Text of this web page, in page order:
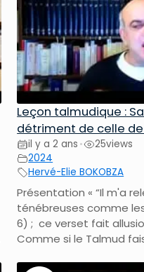
Leçon talmudique :
détriment de celle de
il y a 2 ans • 25views
2024
Hervé-Elie BOKOBZA
Présentation « “Il m'a
ténébreuses comme
6) ; ce verset fait
Comme si le Talmud